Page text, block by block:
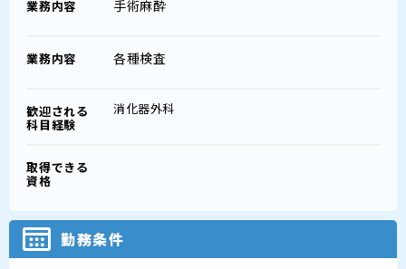
業務内容 手術麻酔
業務内容 各種検査
歓迎される
科目経験
消化器外科
取得できる
資格
勤務条件